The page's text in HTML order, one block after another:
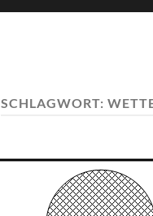
SCHLAGWORT: